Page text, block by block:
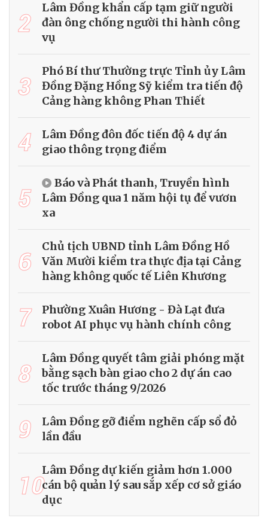
2
Lâm Đồng khẩn cấp tạm giữ người
đàn ông chống người thi hành công
vụ
3
Phó Bí thư Thường trực Tỉnh ủy Lâm
Đồng Đặng Hồng Sỹ kiểm tra tiến độ
Cảng hàng không Phan Thiết
4
Lâm Đồng đôn đốc tiến độ 4 dự án
giao thông trọng điểm
5
Báo và Phát thanh, Truyền hình
Lâm Đồng qua 1 năm hội tụ để vươn
xa
6
Chủ tịch UBND tỉnh Lâm Đồng Hồ
Văn Mười kiểm tra thực địa tại Cảng
hàng không quốc tế Liên Khương
7
Phường Xuân Hương - Đà Lạt đưa
robot AI phục vụ hành chính công
8
Lâm Đồng quyết tâm giải phóng mặt
bằng sạch bàn giao cho 2 dự án cao
tốc trước tháng 9/2026
9
Lâm Đồng gỡ điểm nghẽn cấp sổ đỏ
lần đầu
10Lâm Đồng dự kiến giảm hơn 1.000
cán bộ quản lý sau sắp xếp cơ sở giáo
dục